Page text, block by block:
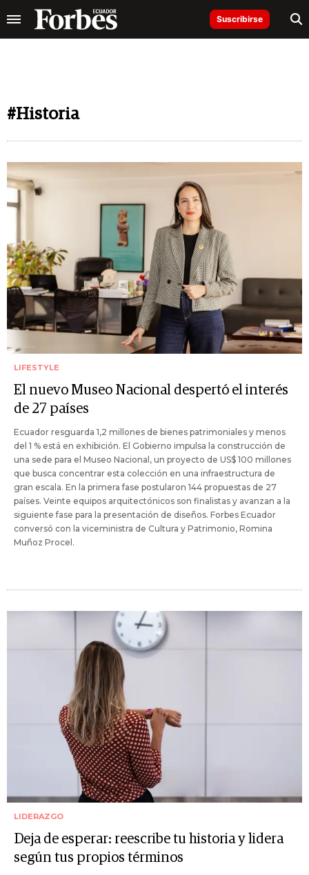
Suscribirse
#Historia
LIFESTYLE
El nuevo Museo Nacional despertó el interés
de 27 países
Ecuador resguarda 1,2 millones de bienes patrimoniales y menos
del 1 % está en exhibición. El Gobierno impulsa la construcción de
una sede para el Museo Nacional, un proyecto de US$ 100 millones
que busca concentrar esta colección en una infraestructura de
gran escala. En la primera fase postularon 144 propuestas de 27
países. Veinte equipos arquitectónicos son finalistas y avanzan a la
siguiente fase para la presentación de diseños. Forbes Ecuador
conversó con la viceministra de Cultura y Patrimonio, Romina
Muñoz Procel.
LIDERAZGO
Deja de esperar: reescribe tu historia y lidera
según tus propios términos